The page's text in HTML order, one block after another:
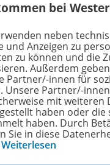
bei
neben
und Anzeigen zu
zu können und die
Außerdem
Partner/-innen für
Unsere Partner/-
mit weiteren
haben oder die
haben. Durch
Sie in diese
Weiterlesen